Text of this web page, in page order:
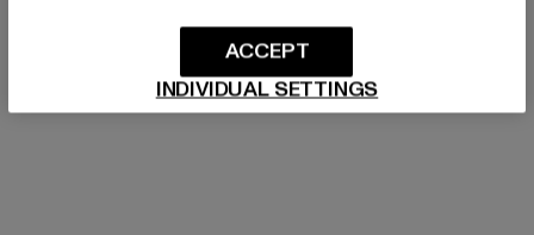
PFLEGEHINWEISE
LIEFERUNG & RÜCKGABE
INDIVIDUAL SETTINGS
ACCEPT